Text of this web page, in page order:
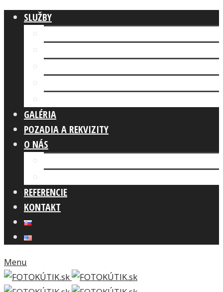
SLUŽBY
GALÉRIA
POZADIA A REKVIZITY
O NÁS
REFERENCIE
KONTAKT
Menu